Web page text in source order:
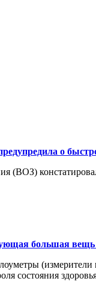
о
(ВОЗ)
большая вещь
(измерители
состояния